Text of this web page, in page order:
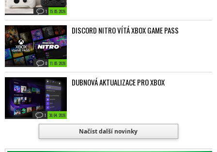
15. 05. 2026
1
11. 05. 2026
0
DISCORD NITRO VÍTÁ XBOX GAME PASS
30. 04. 2026
1
DUBNOVÁ AKTUALIZACE PRO XBOX
Načíst další novinky